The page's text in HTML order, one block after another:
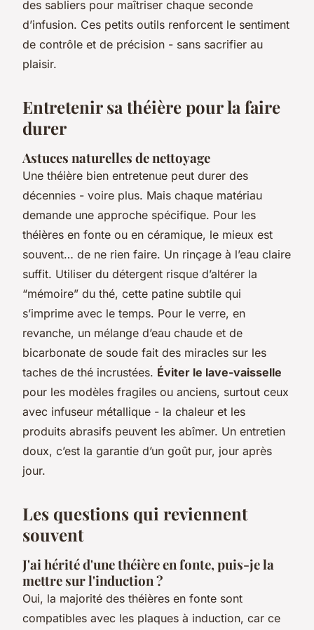
des sabliers pour maîtriser chaque seconde
d’infusion. Ces petits outils renforcent le sentiment
de contrôle et de précision - sans sacrifier au
plaisir.
Entretenir sa théière pour la faire
durer
Astuces naturelles de nettoyage
Une théière bien entretenue peut durer des
décennies - voire plus. Mais chaque matériau
demande une approche spécifique. Pour les
théières en fonte ou en céramique, le mieux est
souvent… de ne rien faire. Un rinçage à l’eau claire
suffit. Utiliser du détergent risque d’altérer la
“mémoire” du thé, cette patine subtile qui
s’imprime avec le temps. Pour le verre, en
revanche, un mélange d’eau chaude et de
bicarbonate de soude fait des miracles sur les
taches de thé incrustées. Éviter le lave-vaisselle
pour les modèles fragiles ou anciens, surtout ceux
avec infuseur métallique - la chaleur et les
produits abrasifs peuvent les abîmer. Un entretien
doux, c’est la garantie d’un goût pur, jour après
jour.
Les questions qui reviennent
souvent
J'ai hérité d'une théière en fonte, puis-je la
mettre sur l'induction ?
Oui, la majorité des théières en fonte sont
compatibles avec les plaques à induction, car ce